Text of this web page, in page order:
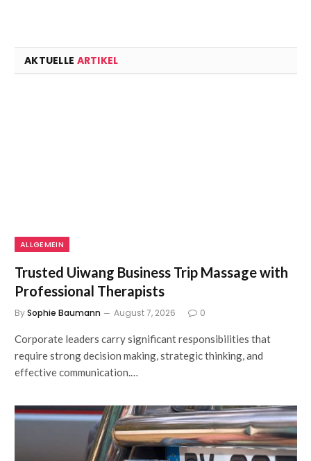
AKTUELLE ARTIKEL
ALLGEMEIN
Trusted Uiwang Business Trip Massage with
Professional Therapists
BySophie Baumann August 7, 2026 0
Corporate leaders carry significant responsibilities that
require strong decision making, strategic thinking, and
effective communication.…